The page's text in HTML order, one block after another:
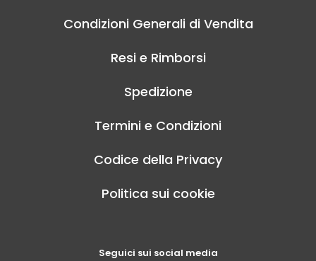
Condizioni Generali di Vendita
Resi e Rimborsi
Spedizione
Termini e Condizioni
Codice della Privacy
Politica sui cookie
Seguici sui social media